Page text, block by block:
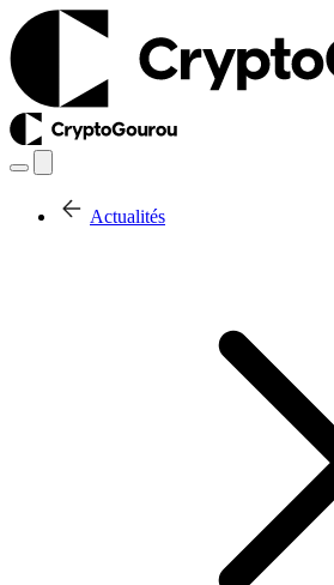
Actualités